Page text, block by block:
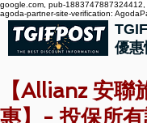
google.com, pub-
agoda-partner-site-verification:
優惠
【Allianz 安聯
惠】- 投保所